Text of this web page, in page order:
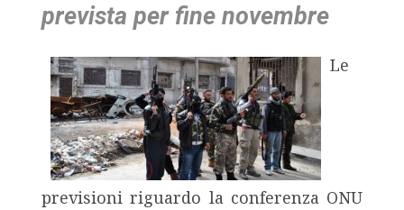
prevista per fine novembre
Le
previsioni riguardo la conferenza ONU